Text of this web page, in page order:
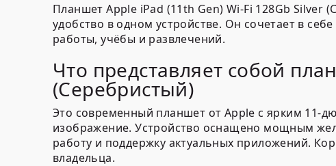
Планшет Apple iPad (11th Gen) Wi-Fi 128Gb Silver
удобство в одном устройстве. Он сочетает в
работы, учёбы и развлечений.
Что представляет собой
(Серебристый)
Это современный планшет от Apple с ярким 11-
изображение. Устройство оснащено мощным
работу и поддержку актуальных приложений.
владельца.